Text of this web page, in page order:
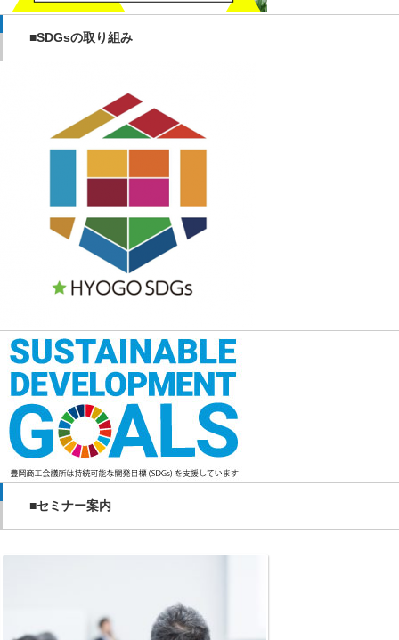
■SDGsの取り組み
■セミナー案内